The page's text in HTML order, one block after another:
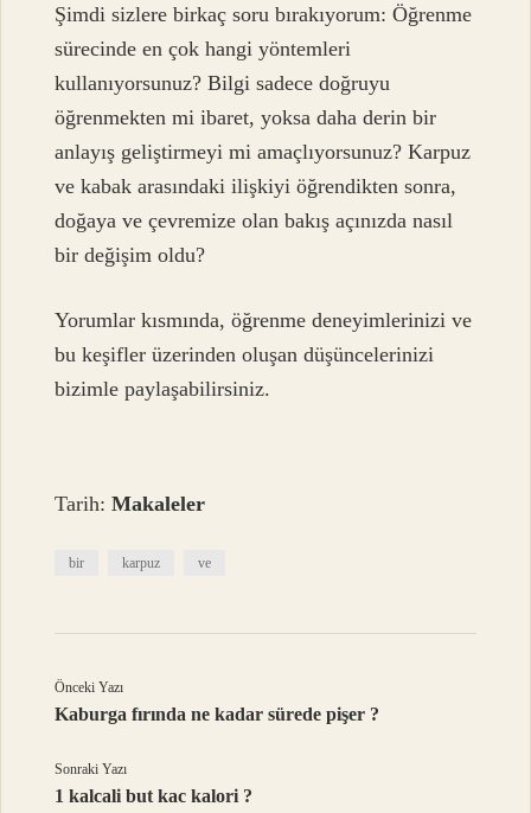
Şimdi sizlere birkaç soru bırakıyorum: Öğrenme
sürecinde en çok hangi yöntemleri
kullanıyorsunuz? Bilgi sadece doğruyu
öğrenmekten mi ibaret, yoksa daha derin bir
anlayış geliştirmeyi mi amaçlıyorsunuz? Karpuz
ve kabak arasındaki ilişkiyi öğrendikten sonra,
doğaya ve çevremize olan bakış açınızda nasıl
bir değişim oldu?
Yorumlar kısmında, öğrenme deneyimlerinizi ve
bu keşifler üzerinden oluşan düşüncelerinizi
bizimle paylaşabilirsiniz.
Tarih:Makaleler
bir karpuz ve
Önceki Yazı
Kaburga fırında ne kadar sürede pişer ?
Sonraki Yazı
1 kalcali but kac kalori ?